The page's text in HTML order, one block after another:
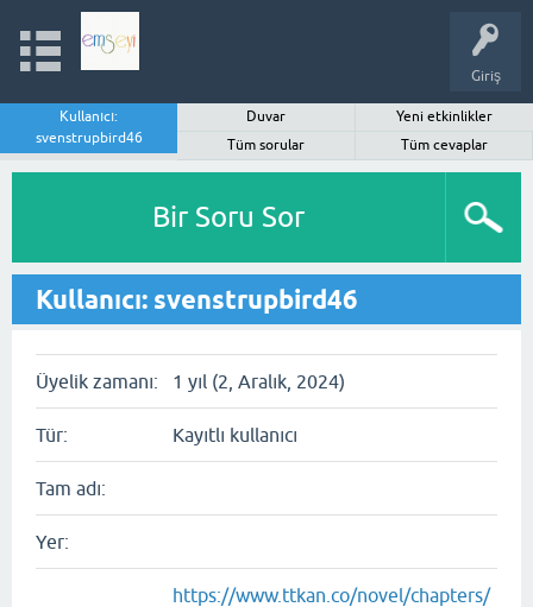
Giriş
Kullanıcı:
svenstrupbird46
Duvar
Yeni etkinlikler
Tüm sorular
Tüm cevaplar
Bir Soru Sor
Kullanıcı: svenstrupbird46
Üyelik zamanı: 1 yıl (2, Aralık, 2024)
Tür: Kayıtlı kullanıcı
Tam adı:
Yer:
https://www.ttkan.co/novel/chapters/